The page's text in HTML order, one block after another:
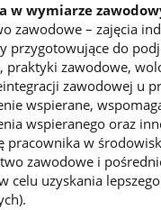
w wymiarze
zawodowe – zajęcia
przygotowujące do
praktyki zawodowe,
zawodowej u
wspierane,
wspieranego oraz
pracownika w
zawodowe i
celu uzyskania